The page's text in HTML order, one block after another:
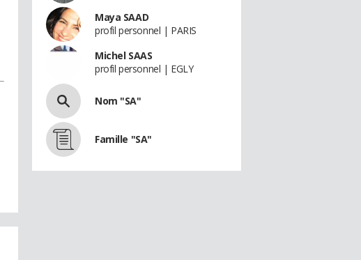
Maya SAAD
profil personnel | PARIS
Michel SAAS
profil personnel | EGLY
Nom "SA"
Famille "SA"